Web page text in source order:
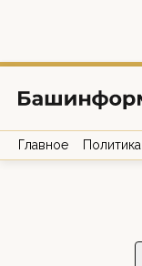
Главное Политика